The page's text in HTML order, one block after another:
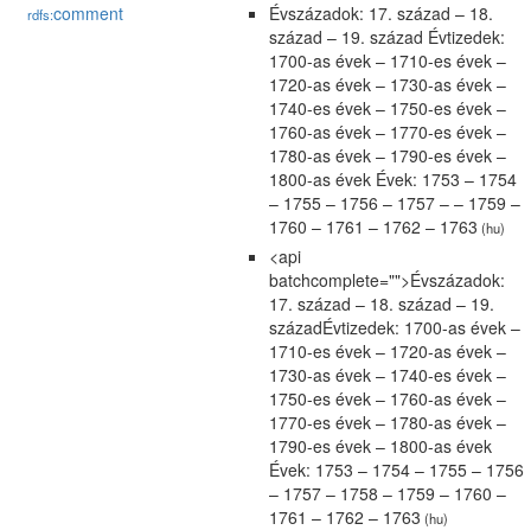
rdfs:comment
Évszázadok: 17. század – 18.
század – 19. század Évtizedek:
1700-as évek – 1710-es évek –
1720-as évek – 1730-as évek –
1740-es évek – 1750-es évek –
1760-as évek – 1770-es évek –
1780-as évek – 1790-es évek –
1800-as évek Évek: 1753 – 1754
– 1755 – 1756 – 1757 – – 1759 –
1760 – 1761 – 1762 – 1763 (hu)
<api
batchcomplete="">Évszázadok:
17. század – 18. század – 19.
századÉvtizedek: 1700-as évek –
1710-es évek – 1720-as évek –
1730-as évek – 1740-es évek –
1750-es évek – 1760-as évek –
1770-es évek – 1780-as évek –
1790-es évek – 1800-as évek
Évek: 1753 – 1754 – 1755 – 1756
– 1757 – 1758 – 1759 – 1760 –
1761 – 1762 – 1763 (hu)